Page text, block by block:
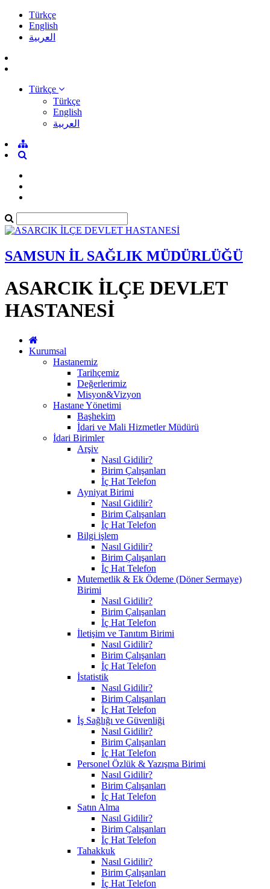
Türkçe
English
العربية
Türkçe
Türkçe
English
العربية
SAMSUN İL SAĞLIK MÜDÜRLÜĞÜ
ASARCIK İLÇE DEVLET
HASTANESİ
Kurumsal
Hastanemiz
Tarihçemiz
Değerlerimiz
Misyon&Vizyon
Hastane Yönetimi
Başhekim
İdari ve Mali Hizmetler Müdürü
İdari Birimler
Arşiv
Nasıl Gidilir?
Birim Çalışanları
İç Hat Telefon
Ayniyat Birimi
Nasıl Gidilir?
Birim Çalışanları
İç Hat Telefon
Bilgi işlem
Nasıl Gidilir?
Birim Çalışanları
İç Hat Telefon
Mutemetlik & Ek Ödeme (Döner Sermaye)
Birimi
Nasıl Gidilir?
Birim Çalışanları
İç Hat Telefon
İletişim ve Tanıtım Birimi
Nasıl Gidilir?
Birim Çalışanları
İç Hat Telefon
İstatistik
Nasıl Gidilir?
Birim Çalışanları
İç Hat Telefon
İş Sağlığı ve Güvenliği
Nasıl Gidilir?
Birim Çalışanları
İç Hat Telefon
Personel Özlük & Yazışma Birimi
Nasıl Gidilir?
Birim Çalışanları
İç Hat Telefon
Satın Alma
Nasıl Gidilir?
Birim Çalışanları
İç Hat Telefon
Tahakkuk
Nasıl Gidilir?
Birim Çalışanları
İç Hat Telefon